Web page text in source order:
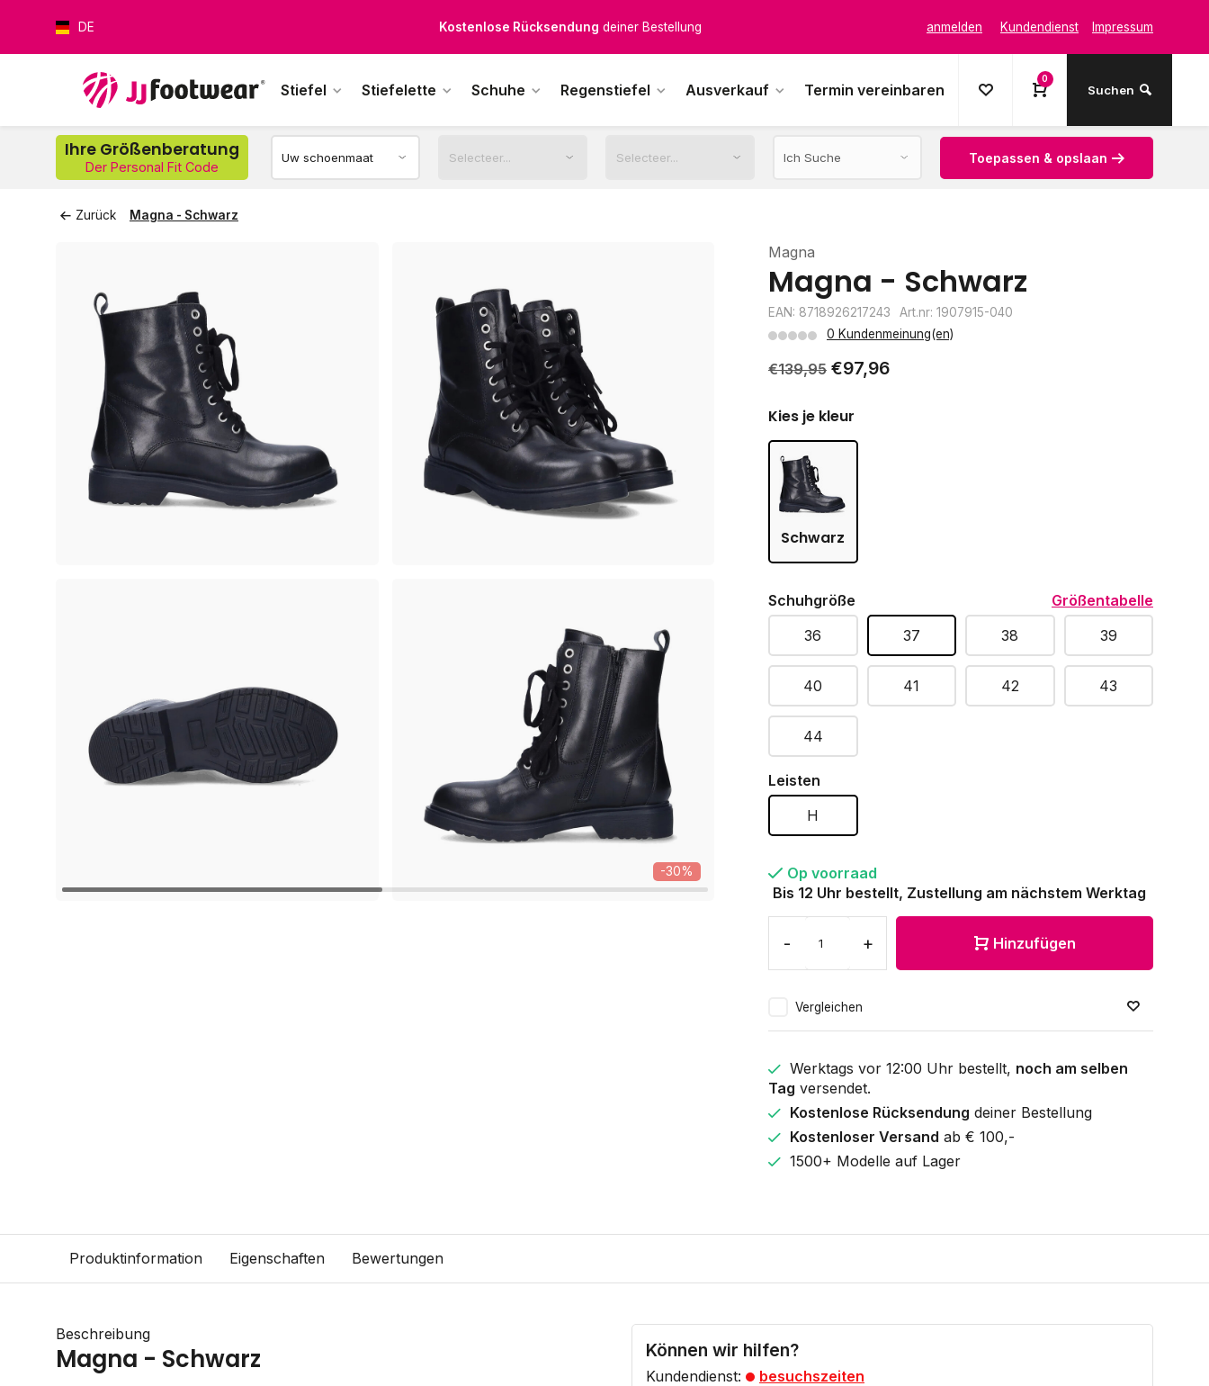
DE Kostenlose Rücksendung deiner Bestellung
ab € 100,-
anmelden Kundendienst Impressum
Stiefel Stiefelette Schuhe Regenstiefel Ausverkauf Termin vereinbaren
0
Suchen
Ihre Größenberatung
Der Personal Fit Code
Toepassen & opslaan
Zurück Magna - Schwarz
-30%
Magna
Magna - Schwarz
EAN: 8718926217243
Art.nr: 1907915-040
0 Kundenmeinung(en)
€139,95 €97,96
Kies je kleur
Schwarz
Schuhgröße
Größentabelle
36
37 38 39
40 41 42 43
44
Leisten
H
Op voorraad
Bis 12 Uhr bestellt, Zustellung am nächstem Werktag
- + Hinzufügen
Vergleichen
Werktags vor 12:00 Uhr bestellt, noch am selben
Tag versendet.
Kostenlose Rücksendung deiner Bestellung
Kostenloser Versand ab € 100,-
1500+ Modelle auf Lager
Produktinformation Eigenschaften Bewertungen
Beschreibung
Magna - Schwarz Können wir hilfen?
Kundendienst: besuchszeiten